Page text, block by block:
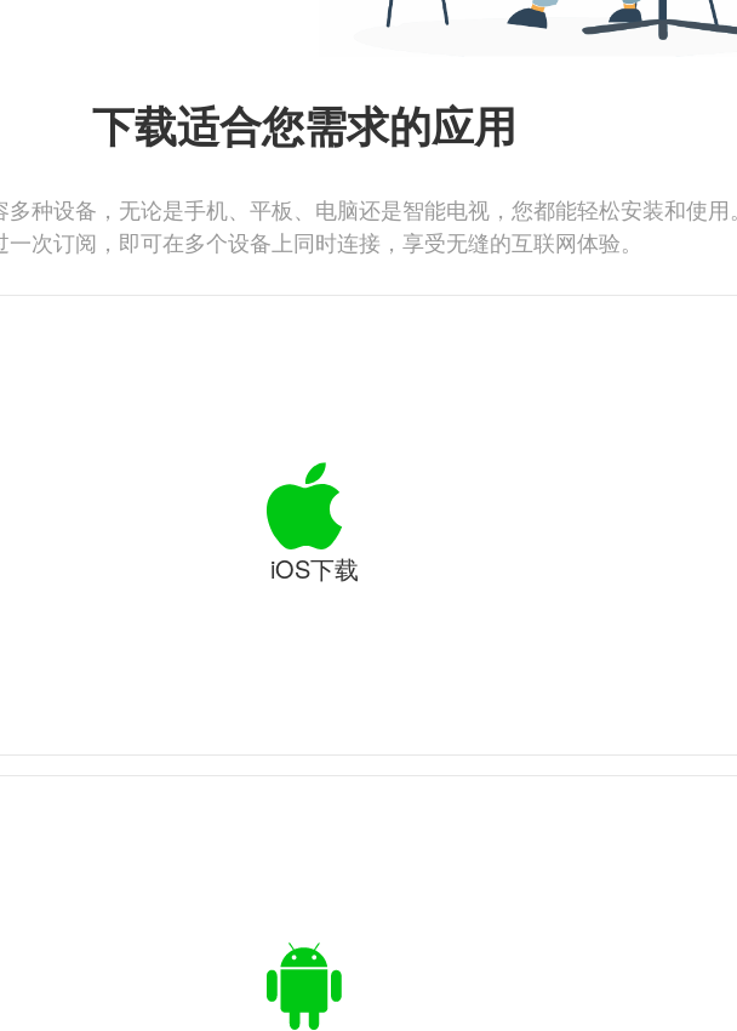
下载适合您需求的应用
种设备，无论是手机、平板、电脑还是智能电视，您都能轻松安装和使用。
一次订阅，即可在多个设备上同时连接，享受无缝的互联网体验。
iOS下载